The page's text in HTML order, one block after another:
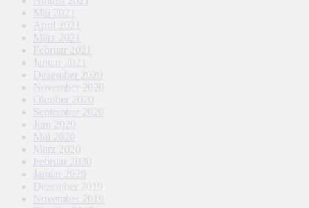
Mai 2021
April 2021
März 2021
Februar 2021
Januar 2021
Dezember 2020
November 2020
Oktober 2020
September 2020
Juni 2020
Mai 2020
März 2020
Februar 2020
Januar 2020
Dezember 2019
November 2019